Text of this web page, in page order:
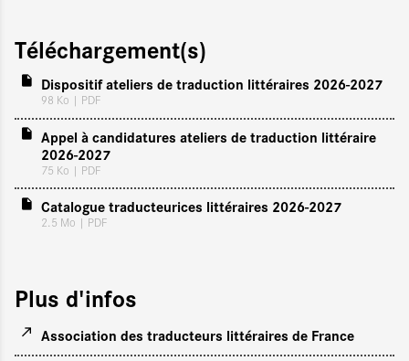
Téléchargement(s)
Dispositif ateliers de traduction littéraires 2026-2027
98 Ko | PDF
Appel à candidatures ateliers de traduction littéraire
2026-2027
75 Ko | PDF
Catalogue traducteurices littéraires 2026-2027
2.5 Mo | PDF
Plus d'infos
Association des traducteurs littéraires de France